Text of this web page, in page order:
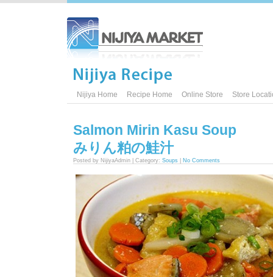
Nijiya Home Recipe Home Online Store Store
Salmon Mirin Kasu Soup
みりん粕の鮭汁
Posted by NijiyaAdmin | Category: Soups No Comments